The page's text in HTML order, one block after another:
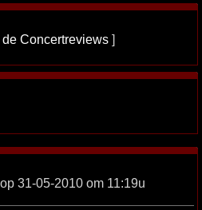
de Concertreviews]
31-05-2010 om 11:19u